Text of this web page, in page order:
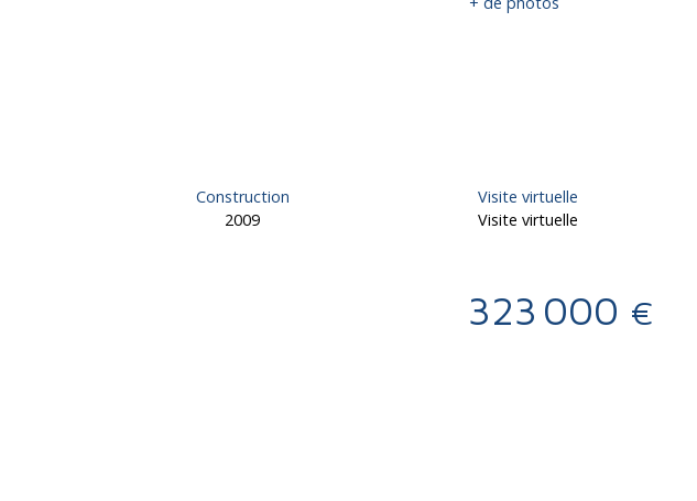
Construction
2009
Visite virtuelle
Visite virtuelle
323 000 €